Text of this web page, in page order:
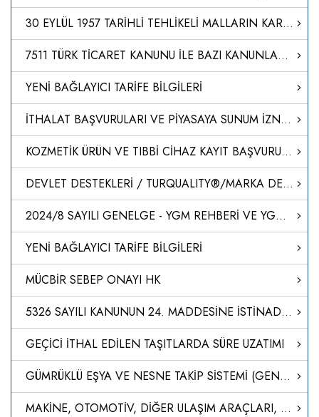
30 EYLÜL 1957 TARİHLİ TEHLİKELİ MALLARIN KARAYOLU İLE ULUSLARARASI TAŞIMACILIĞINA İLİŞKİN AVRUPA ANLAŞMASININ (ADR) BAŞLIĞINDA DEĞİŞİKLİK YAPILMASINA DAİR PROTOKOLÜN ONAYLANMASI HAKKINDA KARAR (KARAR SAYISI: 8564)
7511 TÜRK TİCARET KANUNU İLE BAZI KANUNLARDA DEĞİŞİKLİK YAPILMASINA DAİR KANUN
YENİ BAĞLAYICI TARİFE BİLGİLERİ
İTHALAT BAŞVURULARI VE PİYASAYA SUNUM İZNİ HAKKINDA KILAVUZ
KOZMETİK ÜRÜN VE TIBBİ CİHAZ KAYIT BAŞVURULARI
DEVLET DESTEKLERİ / TURQUALITY®/MARKA DESTEK PROGRAMI
2024/8 SAYILI GENELGE - YGM REHBERİ VE YGM ÇALIŞMA BÖLGESİ
YENİ BAĞLAYICI TARİFE BİLGİLERİ
MÜCBİR SEBEP ONAYI HK
5326 SAYILI KANUNUN 24. MADDESİNE İSTİNADEN DÜZENLENEN CEZA KARARLARI
GEÇİCİ İTHAL EDİLEN TAŞITLARDA SÜRE UZATIMI
GÜMRÜKLÜ EŞYA VE NESNE TAKİP SİSTEMİ (GENTSİS)
MAKİNE, OTOMOTİV, DİĞER ULAŞIM ARAÇLARI, ELEKTRİK VE ELEKTRONİK SEKTÖRÜ ÜRÜNLERİNE İLİŞKİN DAHİLDE İŞLEME REJİMİ GENELGESİNDE DEĞİŞİKLİK YAPILMASI HAKKINDA GENELGE